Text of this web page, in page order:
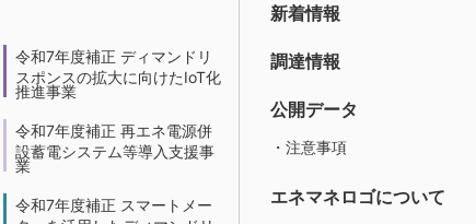
令和7年度補正 ディマンドリ
スポンスの拡大に向けたIoT化
推進事業
令和7年度補正 再エネ電源併
設蓄電システム等導入支援事
業
令和7年度補正 スマートメー
新着情報
調達情報
公開データ
・注意事項
エネマネロゴについて